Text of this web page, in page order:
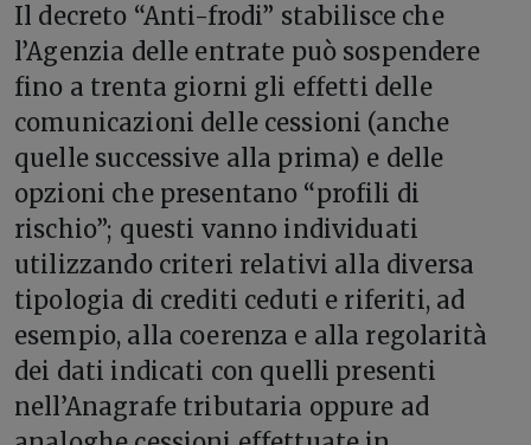
Il decreto “Anti-frodi” stabilisce che
l’Agenzia delle entrate può sospendere
fino a trenta giorni gli effetti delle
comunicazioni delle cessioni (anche
quelle successive alla prima) e delle
opzioni che presentano “profili di
rischio”; questi vanno individuati
utilizzando criteri relativi alla diversa
tipologia di crediti ceduti e riferiti, ad
esempio, alla coerenza e alla regolarità
dei dati indicati con quelli presenti
nell’Anagrafe tributaria oppure ad